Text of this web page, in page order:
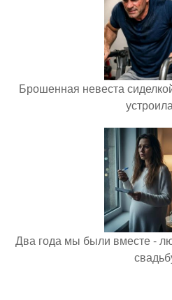
Брошенная невеста
Два года мы были вместе -